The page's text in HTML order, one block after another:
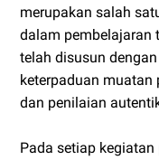
merupakan salah
dalam pembelajaran
telah disusun
keterpaduan muatan
dan penilaian
Pada setiap